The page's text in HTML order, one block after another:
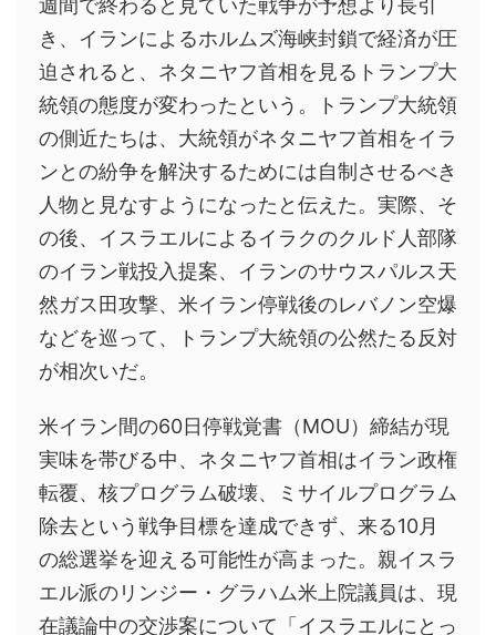
週間で終わると見ていた戦争が予想より長引
き、イランによるホルムズ海峡封鎖で経済が圧
迫されると、ネタニヤフ首相を見るトランプ大
統領の態度が変わったという。トランプ大統領
の側近たちは、大統領がネタニヤフ首相をイラ
ンとの紛争を解決するためには自制させるべき
人物と見なすようになったと伝えた。実際、そ
の後、イスラエルによるイラクのクルド人部隊
のイラン戦投入提案、イランのサウスパルス天
然ガス田攻撃、米イラン停戦後のレバノン空爆
などを巡って、トランプ大統領の公然たる反対
が相次いだ。
米イラン間の60日停戦覚書（MOU）締結が現
実味を帯びる中、ネタニヤフ首相はイラン政権
転覆、核プログラム破壊、ミサイルプログラム
除去という戦争目標を達成できず、来る10月
の総選挙を迎える可能性が高まった。親イスラ
エル派のリンジー・グラハム米上院議員は、現
在議論中の交渉案について「イスラエルにとっ